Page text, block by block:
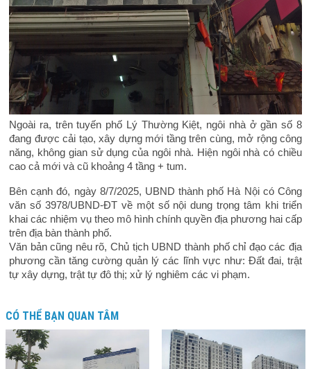
Ngoài ra, trên tuyến phố Lý Thường Kiệt, ngôi nhà ở gần số 8
đang được cải tạo, xây dựng mới tầng trên cùng, mở rộng công
năng, không gian sử dụng của ngôi nhà. Hiện ngôi nhà có chiều
cao cả mới và cũ khoảng 4 tầng + tum.
Bên cạnh đó, ngày 8/7/2025, UBND thành phố Hà Nội có Công
văn số 3978/UBND-ĐT về một số nội dung trọng tâm khi triển
khai các nhiệm vụ theo mô hình chính quyền địa phương hai cấp
trên địa bàn thành phố.
Văn bản cũng nêu rõ, Chủ tịch UBND thành phố chỉ đạo các địa
phương cần tăng cường quản lý các lĩnh vực như: Đất đai, trật
tự xây dựng, trật tự đô thị; xử lý nghiêm các vi phạm.
CÓ THỂ BẠN QUAN TÂM